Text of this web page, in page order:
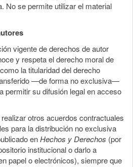
No se permite utilizar el material
vigente de derechos de autor
y respeta el derecho moral de
la titularidad del derecho
—de forma no exclusiva—
permitir su difusión legal en acceso
otros acuerdos contractuales
para la distribución no exclusiva
enHechos y Derechos (por
institucional o darlo a
papel o electrónicos), siempre que